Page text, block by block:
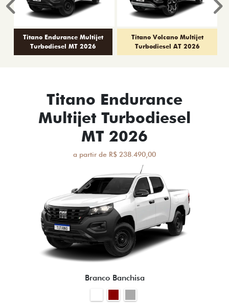
Titano Endurance Multijet
Turbodiesel MT 2026
Titano Volcano Multijet
Turbodiesel AT 2026
Anterior
Titano Endurance
Multijet Turbodiesel
MT 2026
a partir de R$ 238.490,00
Branco Banchisa